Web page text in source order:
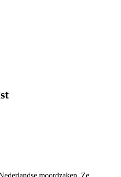
moordzaken. Ze